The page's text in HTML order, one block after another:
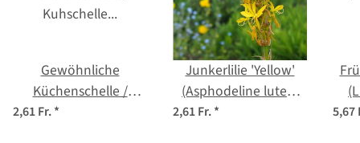
Gewöhnliche
Küchenschelle /
Kuhschelle (Pulsatilla
2,61 Fr.*
Junkerlilie 'Yellow'
(Asphodeline lutea)
2,61 Fr.* 5,67